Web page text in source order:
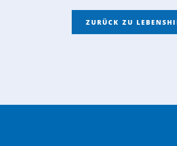
ZURÜCK ZU